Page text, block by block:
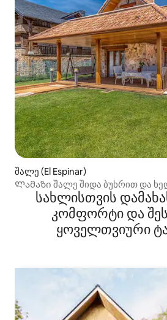
შალე (El Espinar)
Ლამაზი შალე შიდა ბუხრით და
სახლისთვის
კომფორტი და
ყოველთვიური